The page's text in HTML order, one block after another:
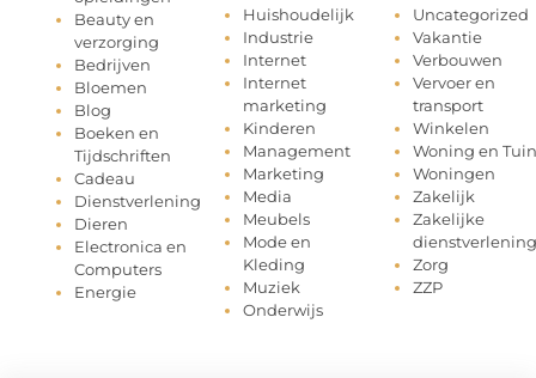
Beauty en
verzorging
Bedrijven
Bloemen
Blog
Boeken en
Tijdschriften
Cadeau
Dienstverlening
Dieren
Electronica en
Computers
Energie
Huishoudelijk
Industrie
Internet
Internet
marketing
Kinderen
Management
Marketing
Media
Meubels
Mode en
Kleding
Muziek
Onderwijs
Uncategorized
Vakantie
Verbouwen
Vervoer en
transport
Winkelen
Woning en Tuin
Woningen
Zakelijk
Zakelijke
dienstverlening
Zorg
ZZP